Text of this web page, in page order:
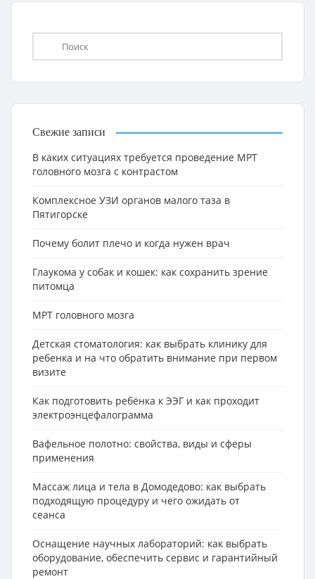
Свежие записи
В каких ситуациях требуется проведение МРТ
головного мозга с контрастом
Комплексное УЗИ органов малого таза в
Пятигорске
Почему болит плечо и когда нужен врач
Глаукома у собак и кошек: как сохранить зрение
питомца
МРТ головного мозга
Детская стоматология: как выбрать клинику для
ребенка и на что обратить внимание при первом
визите
Как подготовить ребёнка к ЭЭГ и как проходит
электроэнцефалограмма
Вафельное полотно: свойства, виды и сферы
применения
Массаж лица и тела в Домодедово: как выбрать
подходящую процедуру и чего ожидать от
сеанса
Оснащение научных лабораторий: как выбрать
оборудование, обеспечить сервис и гарантийный
ремонт